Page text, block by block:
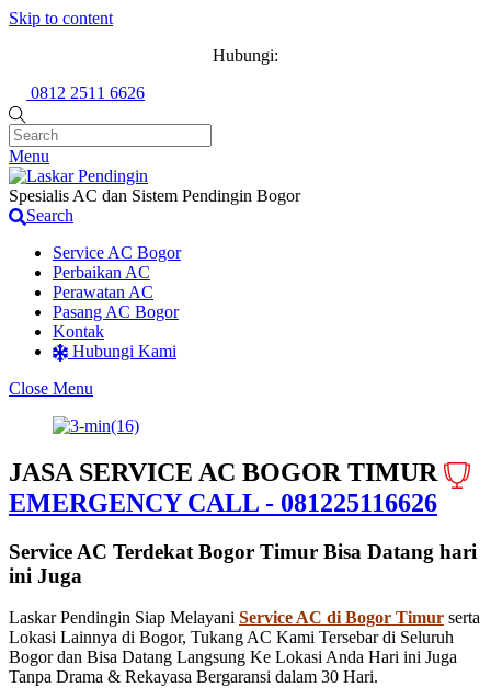
Skip to content
Hubungi:
0812 2511 6626
Menu
Spesialis AC dan Sistem Pendingin Bogor
Search
Service AC Bogor
Perbaikan AC
Perawatan AC
Pasang AC Bogor
Kontak
Hubungi Kami
Close Menu
JASA SERVICE AC BOGOR TIMUR
EMERGENCY CALL - 081225116626
Service AC Terdekat Bogor Timur Bisa Datang hari
ini Juga
Laskar Pendingin Siap Melayani Service AC di Bogor Timur serta
Lokasi Lainnya di Bogor, Tukang AC Kami Tersebar di Seluruh
Bogor dan Bisa Datang Langsung Ke Lokasi Anda Hari ini Juga
Tanpa Drama & Rekayasa Bergaransi dalam 30 Hari.